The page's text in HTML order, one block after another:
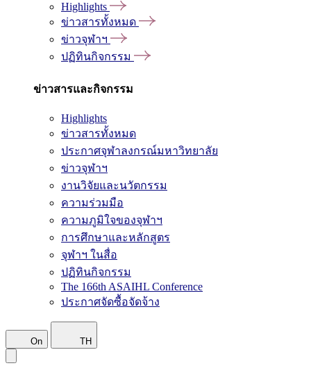
Highlights
ข่าวสารทั้งหมด
ข่าวจุฬาฯ
ปฏิทินกิจกรรม
ข่าวสารและกิจกรรม
Highlights
ข่าวสารทั้งหมด
ประกาศจุฬาลงกรณ์มหาวิทยาลัย
ข่าวจุฬาฯ
งานวิจัยและนวัตกรรม
ความร่วมมือ
ความภูมิใจของจุฬาฯ
การศึกษาและหลักสูตร
จุฬาฯ ในสื่อ
ปฏิทินกิจกรรม
The 166th ASAIHL Conference
ประกาศจัดซื้อจัดจ้าง
On TH